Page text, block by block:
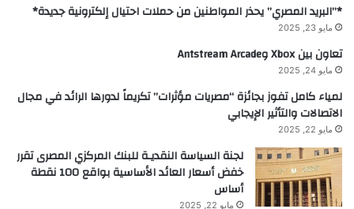
*”البريد المصري” يحذر المواطنين من حملات احتيال إلكترونية جديدة*
مايو 23, 2025
تعاون بين Xbox وAntstream Arcade
مايو 24, 2025
لمياء كامل تفوز بجائزة “مصريات مؤثرات” تكريماً لدورها الرائد في مجال
الاتصالات والتأثير الإيجابي
مايو 22, 2025
لجنة السياسة النقديـة للبنك المركزي المصرى تقرر
خفض أسعار العائد الأساسية بواقع 100 نقطة
أساس
مايو 22, 2025